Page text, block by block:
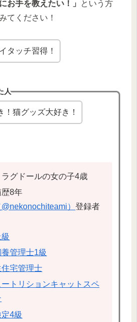
お手を教えたい！」
という方
てください！
タッチ習得！
人
！猫グッズ大好き！
グドールの女の子4歳
8年
@nekonochiteami）登録者
管理士1級
宅管理士
トリションキャットスペ
4級